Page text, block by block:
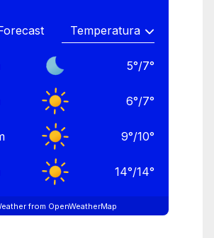
5°/7°
6°/7°
9°/10°
14°/14°
from OpenWeatherMap